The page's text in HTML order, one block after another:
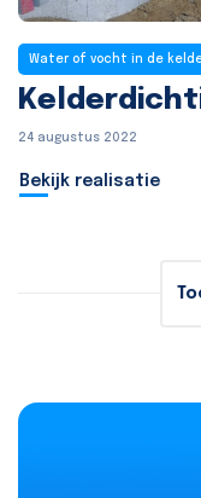
Water of vocht in de
24 augustus 2022
Bekijk realisatie